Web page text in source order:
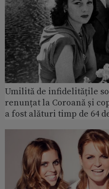
Umilită de infidelitățile
renunțat la Coroană și
a fost alături timp de 64